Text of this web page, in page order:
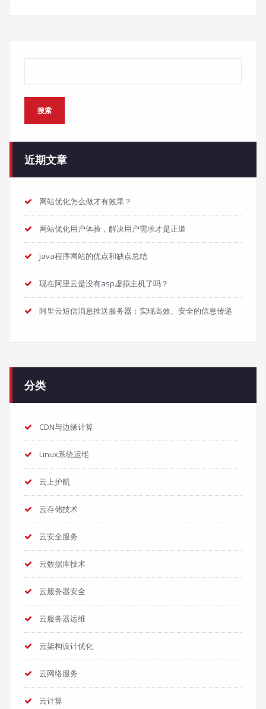
搜索
近期文章
网站优化怎么做才有效果？
网站优化用户体验，解决用户需求才是正道
Java程序网站的优点和缺点总结
现在阿里云是没有asp虚拟主机了吗？
阿里云短信消息推送服务器：实现高效、安全的信息传递
分类
CDN与边缘计算
Linux系统运维
云上护航
云存储技术
云安全服务
云数据库技术
云服务器安全
云服务器运维
云架构设计优化
云网络服务
云计算